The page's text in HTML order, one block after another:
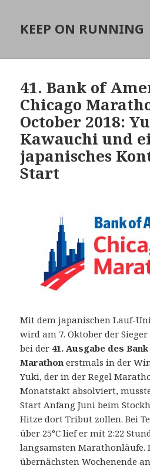
KEEP ON RUNNING
41. Bank of
Chicago
October 2018:
Kawauchi und
japanisches
Start
Mit dem japanischen Lauf-
wird am 7. Oktober der
bei der 41. Ausgabe des
Marathon erstmals in der
Yuki, der in der Regel
Monatstakt absolviert,
Start Anfang Juni beim
Hitze dort Tribut zollen.Bei
über 25°C lief er mit 2:22
langsamsten Marathonläufe.
übernächsten Wochenende